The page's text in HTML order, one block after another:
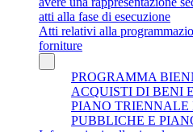
atti alla fase di esecuzione
Atti relativi alla
forniture
PROGRAMMA
ACQUISTI DI BENI
PIANO TRIENNALE
PUBBLICHE E